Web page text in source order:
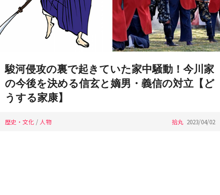
駿河侵攻の裏で起きていた家中騒動！今川家
の今後を決める信玄と嫡男・義信の対立【ど
うする家康】
歴史・文化 / 人物 拾丸 2023/04/02